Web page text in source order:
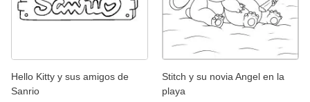
Hello Kitty y sus amigos de
Sanrio
Stitch y su novia Angel en la
playa